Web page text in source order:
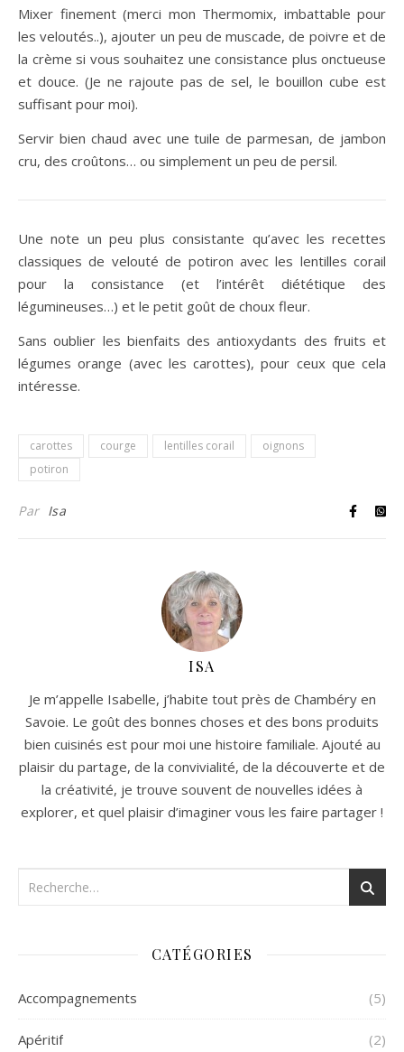
Mixer finement (merci mon Thermomix, imbattable pour
les veloutés..), ajouter un peu de muscade, de poivre et de
la crème si vous souhaitez une consistance plus onctueuse
et douce. (Je ne rajoute pas de sel, le bouillon cube est
suffisant pour moi).
Servir bien chaud avec une tuile de parmesan, de jambon
cru, des croûtons… ou simplement un peu de persil.
Une note un peu plus consistante qu’avec les recettes
classiques de velouté de potiron avec les lentilles corail
pour la consistance (et l’intérêt diététique des
légumineuses…) et le petit goût de choux fleur.
Sans oublier les bienfaits des antioxydants des fruits et
légumes orange (avec les carottes), pour ceux que cela
intéresse.
carottes courge lentilles corail
oignons
potiron
Par Isa
ISA
Je m’appelle Isabelle, j’habite tout près de Chambéry en
Savoie. Le goût des bonnes choses et des bons produits
bien cuisinés est pour moi une histoire familiale. Ajouté au
plaisir du partage, de la convivialité, de la découverte et de
la créativité, je trouve souvent de nouvelles idées à
explorer, et quel plaisir d’imaginer vous les faire partager !
CATÉGORIES
Accompagnements (5)
Apéritif (2)